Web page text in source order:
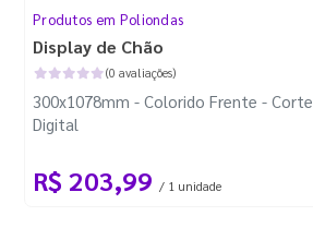
Produtos em Poliondas
Display de Chão
(0 avaliações)
300x1078mm - Colorido Frente - Corte
Digital
R$ 203,99 / 1 unidade